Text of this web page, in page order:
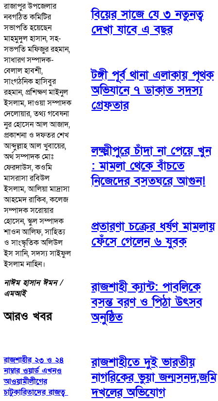
রাজাপুর উপজেলার
নবগঠিত কমিটির
সভাপতি হয়েছেন
মাহমুদুল হাসান, সহ-
সভপতি মফিজুর রহমান,
সাধারণ সম্পাদক-
বেলাল হাবশী,
সাংগঠনিক হাসিবুর
রহমান, প্রশিক্ষণ মাইনুল
ইসলাম, দাওয়া সম্পাদক
দেলোয়ার, তথ্য গবেষনা
নুর হোসেন আল আজাদ,
প্রকাশনা ও দফতর শেখ
আব্দুল্লাহ আল খুবায়ের,
অর্থ সম্পাদক মোঃ
ফেরদাউস, কওমি
মাসরাসা রবিউল
ইসলাম, আলিয়া মাদ্রাসা
আহমেদ রাকিব, কলেজ
সম্পাদক সরোয়ার
হোসেন, স্কুল সম্পাদক
শাওন আলিফ, সাহিত্য
ও সাংস্কৃতিক অলিউল
ইস সানি, সদস্য সাইফুল
ইসলাম নাহিন।
নাঈম হাসান ঈমন /
এমআই
আরও খবর
রাজশাহীর ২৩ ও ২৪
নাম্বার ওয়ার্ড এখনও
আওয়ামীলীগের
চাটুকারিতাদের রাজত্ব
বিয়ের সাজে যে ৩ নতুনত্ব
দেখা যাবে এ বছর
টঙ্গী পূর্ব থানা এলাকায় পৃথক
অভিযানে ৭ ডাকাত সদস্য
গ্রেফতার
লক্ষ্মীপুরে চাঁদা না পেয়ে খুন
: মামলা থেকে বাঁচতে
নিজেদের বসতঘরে আগুন!
প্রতারণা চক্রের ধর্ষণ মামলায়
ফেঁসে গেলেন ৬ যুবক
রাজশাহী ক্যান্ট: পাবলিকে
বসন্ত বরণ ও পিঠা উৎসব
অনুষ্ঠিত
রাজশাহীতে দুই ভারতীয়
নাগরিকের ভুয়া জন্মসনদ,জমি
দখলের অভিযোগ